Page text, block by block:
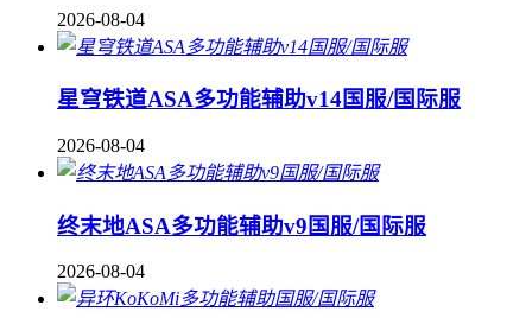
2026-08-04
星穹铁道ASA多功能辅助v14国服/国际服
2026-08-04
终末地ASA多功能辅助v9国服/国际服
2026-08-04